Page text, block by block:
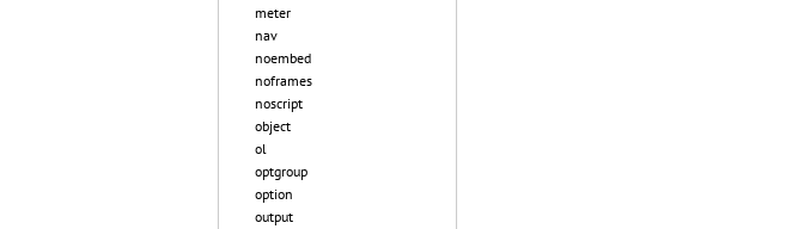
meter
nav
noembed
noframes
noscript
object
ol
optgroup
option
output